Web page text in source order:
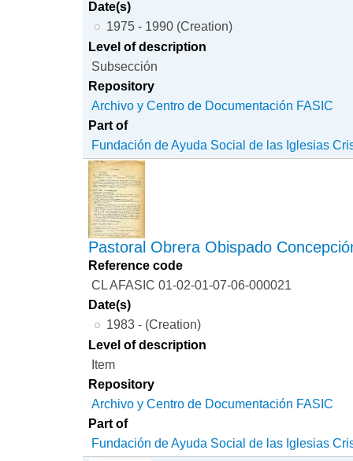
Date(s)
1975 - 1990 (Creation)
Level of description
Subsección
Repository
Archivo y Centro de Documentación FASIC
Part of
Fundación de Ayuda Social de las Iglesias
Pastoral Obrera Obispado
Reference code
CL AFASIC 01-02-01-07-06-000021
Date(s)
1983 - (Creation)
Level of description
Item
Repository
Archivo y Centro de Documentación FASIC
Part of
Fundación de Ayuda Social de las Iglesias